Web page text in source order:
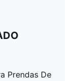
Prendas De